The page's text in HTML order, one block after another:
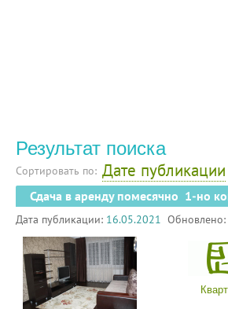
Результат поиска
Сортировать по: Дате публикации
Сдача в аренду помесячно 1-но
Дата публикации: 16.05.2021 Обновлено: